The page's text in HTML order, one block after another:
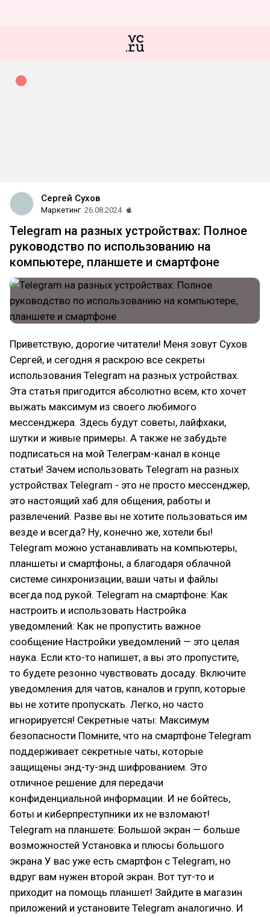
Сергей Сухов
Маркетинг 26.08.2024
Telegram на разных устройствах: Полное
руководство по использованию на
компьютере, планшете и смартфоне
Приветствую, дорогие читатели! Меня зовут Сухов
Сергей, и сегодня я раскрою все секреты
использования Telegram на разных устройствах.
Эта статья пригодится абсолютно всем, кто хочет
выжать максимум из своего любимого
мессенджера. Здесь будут советы, лайфхаки,
шутки и живые примеры. А также не забудьте
подписаться на мой Телеграм-канал в конце
статьи! Зачем использовать Telegram на разных
устройствах Telegram - это не просто мессенджер,
это настоящий хаб для общения, работы и
развлечений. Разве вы не хотите пользоваться им
везде и всегда? Ну, конечно же, хотели бы!
Telegram можно устанавливать на компьютеры,
планшеты и смартфоны, а благодаря облачной
системе синхронизации, ваши чаты и файлы
всегда под рукой. Telegram на смартфоне: Как
настроить и использовать Настройка
уведомлений: Как не пропустить важное
сообщение Настройки уведомлений — это целая
наука. Если кто-то напишет, а вы это пропустите,
то будете резонно чувствовать досаду. Включите
уведомления для чатов, каналов и групп, которые
вы не хотите пропускать. Легко, но часто
игнорируется! Секретные чаты: Максимум
безопасности Помните, что на смартфоне Telegram
поддерживает секретные чаты, которые
защищены энд-ту-энд шифрованием. Это
отличное решение для передачи
конфиденциальной информации. И не бойтесь,
боты и киберпреступники их не взломают!
Telegram на планшете: Большой экран — больше
возможностей Установка и плюсы большого
экрана У вас уже есть смартфон с Telegram, но
вдруг вам нужен второй экран. Вот тут-то и
приходит на помощь планшет! Зайдите в магазин
приложений и установите Telegram аналогично. И